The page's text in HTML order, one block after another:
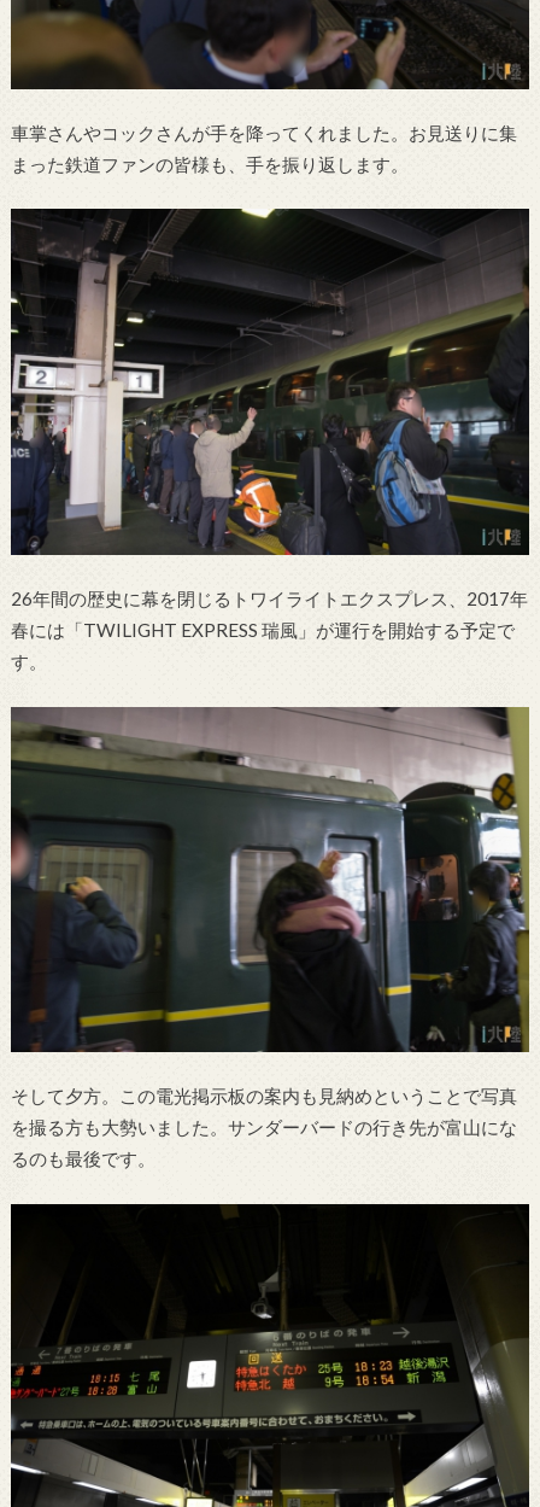
車掌さんやコックさんが手を降ってくれました。お見送りに集
まった鉄道ファンの皆様も、手を振り返します。
26年間の歴史に幕を閉じるトワイライトエクスプレス、2017年
春には「TWILIGHT EXPRESS 瑞風」が運行を開始する予定で
す。
そして夕方。この電光掲示板の案内も見納めということで写真
を撮る方も大勢いました。サンダーバードの行き先が富山にな
るのも最後です。